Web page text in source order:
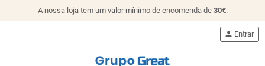
A nossa loja tem um valor mínimo de encomenda de 30€.
person Entrar